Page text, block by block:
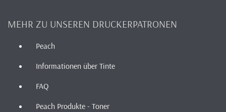
MEHR ZU UNSEREN DRUCKERPATRONEN
Peach
Informationen über Tinte
FAQ
Peach Produkte - Toner